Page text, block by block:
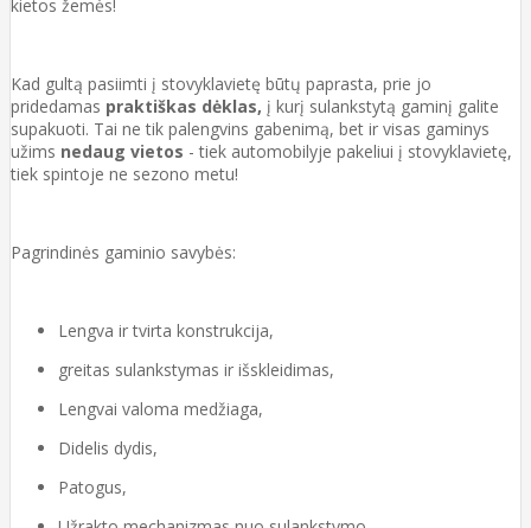
kietos žemės!
Kad gultą pasiimti į stovyklavietę būtų paprasta, prie jo
pridedamas praktiškas dėklas, į kurį sulankstytą gaminį galite
supakuoti. Tai ne tik palengvins gabenimą, bet ir visas gaminys
užims nedaug vietos - tiek automobilyje pakeliui į stovyklavietę,
tiek spintoje ne sezono metu!
Pagrindinės gaminio savybės:
Lengva ir tvirta konstrukcija,
greitas sulankstymas ir išskleidimas,
Lengvai valoma medžiaga,
Didelis dydis,
Patogus,